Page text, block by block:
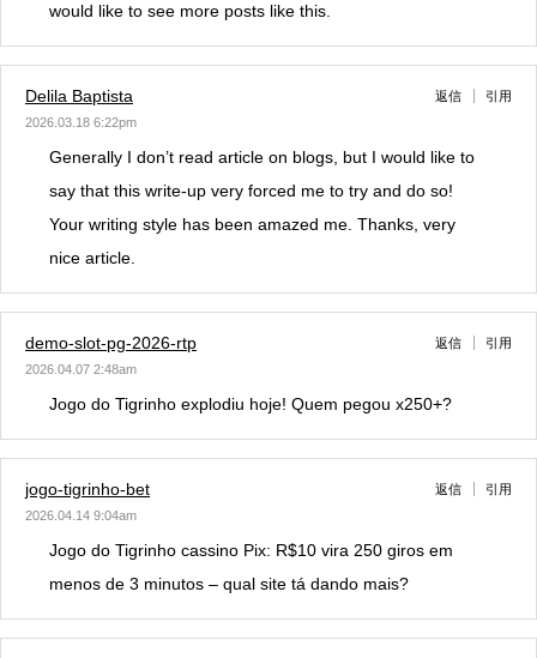
would like to see more posts like this.
Delila Baptista
2026.03.18 6:22pm
返信 引用
Generally I don’t read article on blogs, but I would like to
say that this write-up very forced me to try and do so!
Your writing style has been amazed me. Thanks, very
nice article.
demo-slot-pg-2026-rtp
2026.04.07 2:48am
返信 引用
Jogo do Tigrinho explodiu hoje! Quem pegou x250+?
jogo-tigrinho-bet
2026.04.14 9:04am
返信 引用
Jogo do Tigrinho cassino Pix: R$10 vira 250 giros em
menos de 3 minutos – qual site tá dando mais?